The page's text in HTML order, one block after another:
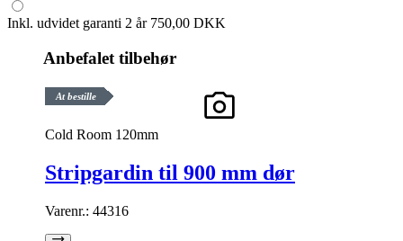
Inkl. udvidet garanti 2 år 750,00 DKK
Anbefalet tilbehør
At bestille
Cold Room 120mm
Stripgardin til 900 mm dør
Varenr.: 44316